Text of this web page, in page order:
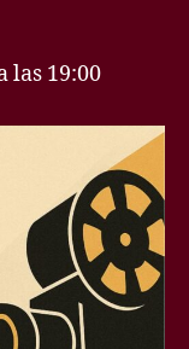
las 19:00